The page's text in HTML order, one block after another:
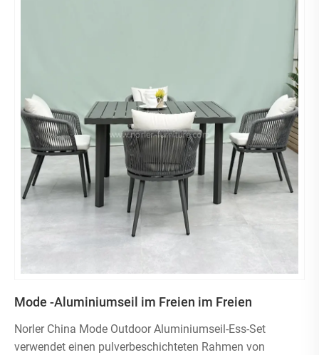
Mode -Aluminiumseil im Freien im Freien
Norler China Mode Outdoor Aluminiumseil-Ess-Set
verwendet einen pulverbeschichteten Rahmen von